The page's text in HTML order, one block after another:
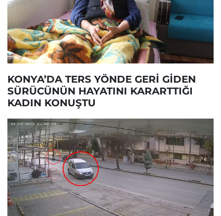
KONYA’DA TERS YÖNDE GERİ GİDEN
SÜRÜCÜNÜN HAYATINI KARARTTIĞI
KADIN KONUŞTU